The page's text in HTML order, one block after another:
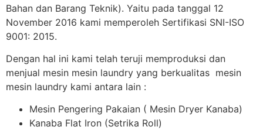
Bahan dan Barang Teknik). Yaitu pada tanggal 12
November 2016 kami memperoleh Sertifikasi SNI-ISO
9001: 2015.
Dengan hal ini kami telah teruji memproduksi dan
menjual mesin mesin laundry yang berkualitas mesin
mesin laundry kami antara lain :
Mesin Pengering Pakaian ( Mesin Dryer Kanaba)
Kanaba Flat Iron (Setrika Roll)